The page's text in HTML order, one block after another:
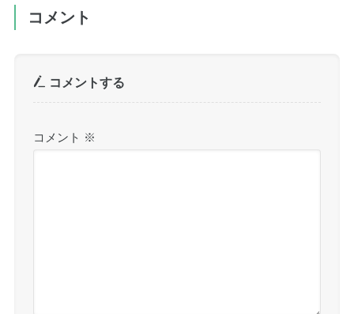
コメント
コメントする
コメント ※